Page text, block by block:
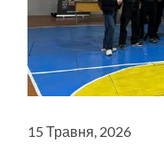
15 Травня, 2026